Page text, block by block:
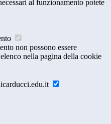
al funzionamento potete
non possono essere
nella pagina della cookie